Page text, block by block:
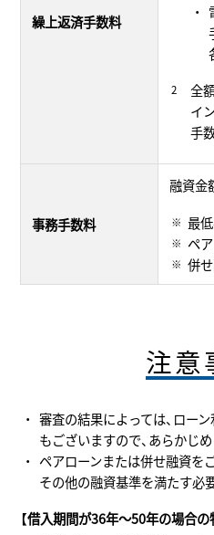
繰上返済手数料
全
イ
手
事務手数料
融資金
最
ペ
併
注意
審査の結果によっては、ロー
もございますので、あらかじ
ペアローンまたは併せ融資を
その他の融資基準を満たす必
【借入期間が36年～50年の場合の